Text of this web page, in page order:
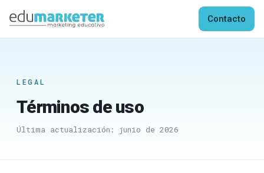
Contacto
LEGAL
Términos de uso
Última actualización: junio de 2026